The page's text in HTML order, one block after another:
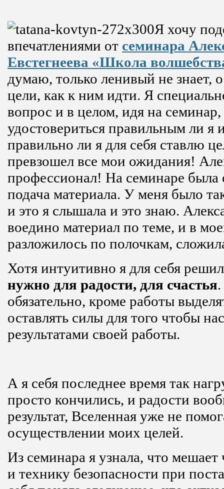
Я хочу
впечатлениями от семинара
Евстегнеева «Школа
думаю, только ленивый не знает,
цели, как к ним идти. Я
вопрос и в целом, идя на семинар,
удостовериться правильным ли я
правильно ли я для себя ставлю
превзошел все мои ожидания!
профессионал! На семинаре была
подача материала. У меня было
и это я слышала и это знаю.
воедино материал по теме, и в
разложилось по полочкам,
Хотя интуитивно я для себя
нужно для радости, для счастья
обязательно, кроме работы
оставлять силы для того чтобы
результатами своей работы.
А я себя последнее время так
просто кончились, и радости
результат, Вселенная уже не
осуществлении моих целей.
Из семинара я узнала, что мешает
и технику безопасности при